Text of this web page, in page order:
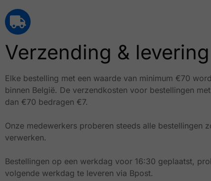
Verzending & levering
Elke bestelling met een waarde van minimum €70
binnen België. De verzendkosten voor bestellingen
dan €70 bedragen €7.
Onze medewerkers proberen steeds alle bestellingen
verwerken.
Bestellingen op een werkdag voor 16:30 geplaatst,
volgende werkdag te leveren via Bpost.